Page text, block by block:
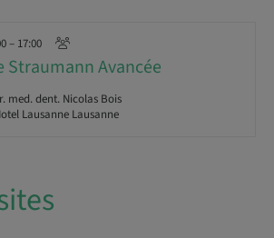
– 17:00
Avancée
med. dent. Nicolas Bois
Lausanne Lausanne